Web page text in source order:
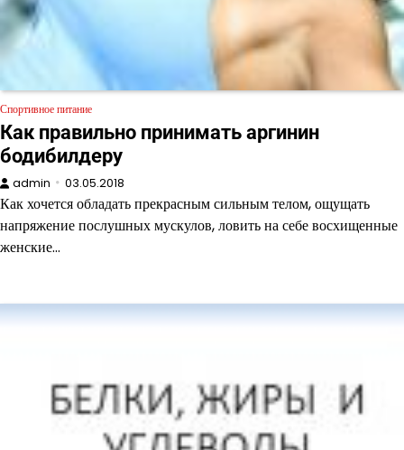
Спортивное питание
Как правильно принимать аргинин
бодибилдеру
admin 03.05.2018
Как хочется обладать прекрасным сильным телом, ощущать
напряжение послушных мускулов, ловить на себе восхищенные
женские…